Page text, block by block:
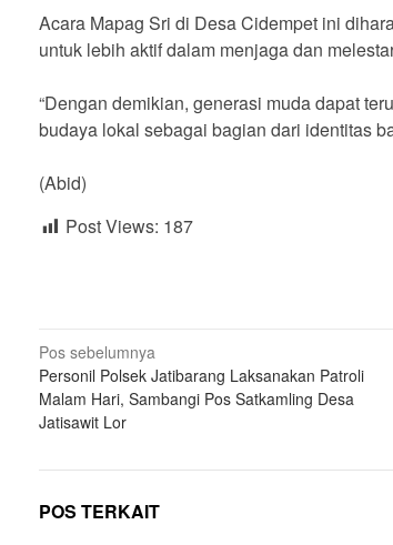
Acara Mapag Sri di Desa Cidempet ini
untuk lebih aktif dalam menjaga dan
“Dengan demikian, generasi muda dapat
budaya lokal sebagai bagian dari identitas
(Abid)
Post Views: 187
Navigasi
pos
Pos sebelumnya
Personil Polsek Jatibarang Laksanakan Patroli
Malam Hari, Sambangi Pos Satkamling Desa
Jatisawit Lor
POS TERKAIT